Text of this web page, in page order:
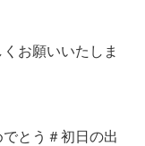
お願いいたしま
とう＃初日の出